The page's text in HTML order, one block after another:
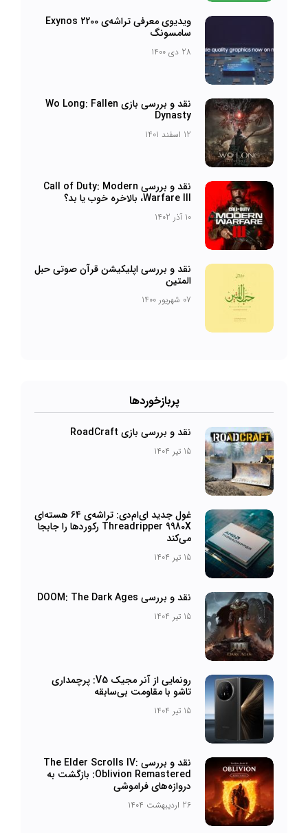
ویدیوی معرفی تراشه‌ی Exynos 2200
سامسونگ
28 دی 1400
نقد و بررسی بازی Wo Long: Fallen
Dynasty
12 اسفند 1401
نقد و بررسی Call of Duty: Modern
Warfare III، بالاخره خوب یا بد؟
10 آذر 1402
نقد و بررسی اپلیکیشن قرآن صوتی حبل
المتین
07 شهریور 1400
پربازخورد‌ها
نقد و بررسی بازی RoadCraft
15 تیر 1404
غول جدید ای‌ام‌دی: تراشه‌ی ۶۴ هسته‌ای
Threadripper 9980X رکوردها را جابجا
می‌کند
15 تیر 1404
نقد و بررسی DOOM: The Dark Ages
15 تیر 1404
رونمایی از آنر مجیک V5: پرچمداری
تاشو با مقاومت بی‌سابقه
15 تیر 1404
نقد و بررسی The Elder Scrolls IV:
Oblivion Remastered: بازگشت به
دروازه‌های فراموشی
26 اردیبهشت 1404